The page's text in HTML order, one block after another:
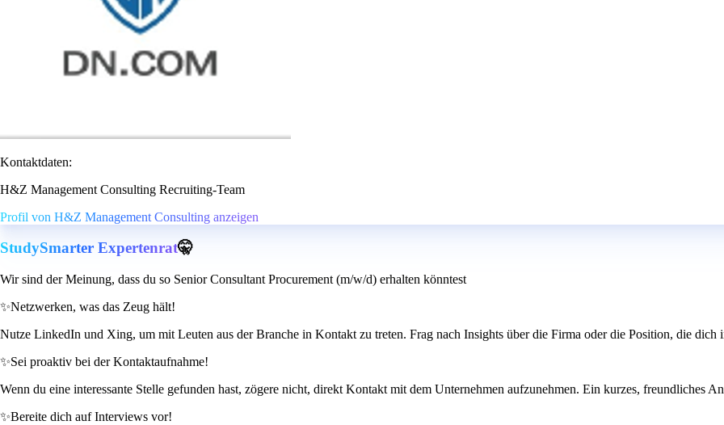
Kontaktdaten:
H&Z Management Consulting Recruiting-Team
Profil von H&Z Management Consulting anzeigen
StudySmarter Expertenrat🤫
Wir sind der Meinung, dass du so Senior Consultant Procurement (m/w/d) erhalten könntest
✨Netzwerken, was das Zeug hält!
Nutze LinkedIn und Xing, um mit Leuten aus der Branche in Kontakt zu treten. Frag nach Insights über die Firma oder die Position, die
✨Sei proaktiv bei der Kontaktaufnahme!
Wenn du eine interessante Stelle gefunden hast, zögere nicht, direkt Kontakt mit dem Unternehmen aufzunehmen. Ein kurzes, freundliches
✨Bereite dich auf Interviews vor!